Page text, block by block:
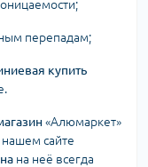
перепадам;
купить
«Алюмаркет»
сайте
на неё всегда